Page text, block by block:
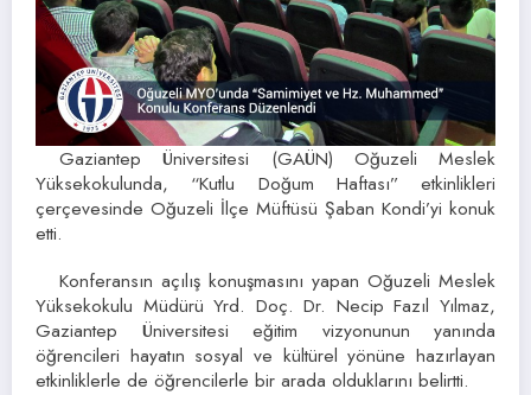
Gaziantep Üniversitesi (GAÜN) Oğuzeli Meslek
Yüksekokulunda, “Kutlu Doğum Haftası” etkinlikleri
çerçevesinde Oğuzeli İlçe Müftüsü Şaban Kondi’yi konuk
etti.
Konferansın açılış konuşmasını yapan Oğuzeli Meslek
Yüksekokulu Müdürü Yrd. Doç. Dr. Necip Fazıl Yılmaz,
Gaziantep Üniversitesi eğitim vizyonunun yanında
öğrencileri hayatın sosyal ve kültürel yönüne hazırlayan
etkinliklerle de öğrencilerle bir arada olduklarını belirtti.